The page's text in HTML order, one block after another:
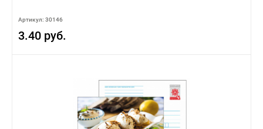
Артикул: 30146
3.40 руб.